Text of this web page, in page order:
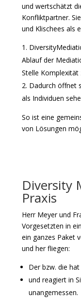
und wertschätzt
Konfliktpartner.
und Klischees als
Ablauf der
Stelle Komplexität
Dadurch öffnet
als Individuen
So ist eine
von Lösungen
Diversity
Praxis
Herr Meyer und
Vorgesetzten in
ein ganzes Paket
und her fliegen:
Der bzw. die
und reagiert in
unangemessen.